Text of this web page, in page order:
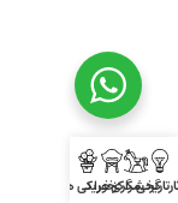
گردشگری
مراکز خرید
خوراکی ها